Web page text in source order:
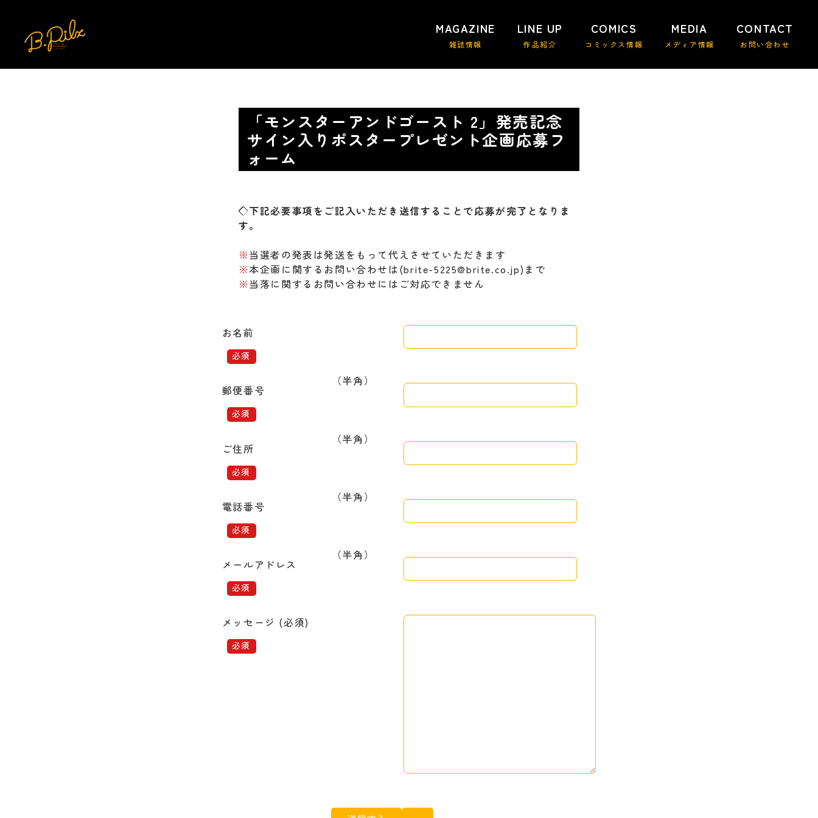
MAGAZINE
雑誌情報
LINE UP
作品紹介
COMICS
コミックス情報
MEDIA
メディア情報
CONTACT
お問い合わせ
「モンスターアンドゴースト 2」発売記念
サイン入りポスタープレゼント企画応募フ
ォーム
◇下記必要事項をご記入いただき送信することで応募が完了となりま
す。
※当選者の発表は発送をもって代えさせていただきます
※本企画に関するお問い合わせは(brite-5225@brite.co.jp)まで
※当落に関するお問い合わせにはご対応できません
お名前
郵便番号
ご住所
電話番号
メールアドレス
メッセージ (必須)